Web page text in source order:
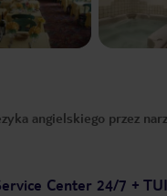
angielskiego przez
Center 24/7 +